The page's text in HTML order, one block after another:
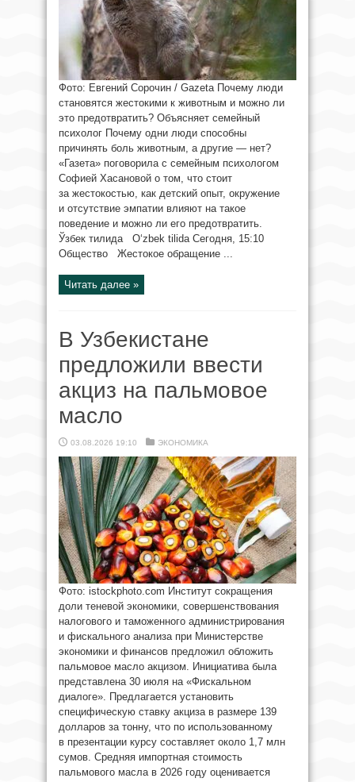
Фото: Евгений Сорочин / Gazeta Почему люди
становятся жестокими к животным и можно ли
это предотвратить? Объясняет семейный
психолог Почему одни люди способны
причинять боль животным, а другие — нет?
«Газета» поговорила с семейным психологом
Софией Хасановой о том, что стоит
за жестокостью, как детский опыт, окружение
и отсутствие эмпатии влияют на такое
поведение и можно ли его предотвратить.
Ўзбек тилида O‘zbek tilida Сегодня, 15:10
Общество Жестокое обращение ...
Читать далее »
В Узбекистане
предложили ввести
акциз на пальмовое
масло
03.08.2026 19:10 ЭКОНОМИКА
Фото: istockphoto.com Институт сокращения
доли теневой экономики, совершенствования
налогового и таможенного администрирования
и фискального анализа при Министерстве
экономики и финансов предложил обложить
пальмовое масло акцизом. Инициатива была
представлена 30 июля на «Фискальном
диалоге». Предлагается установить
специфическую ставку акциза в размере 139
долларов за тонну, что по использованному
в презентации курсу составляет около 1,7 млн
сумов. Средняя импортная стоимость
пальмового масла в 2026 году оценивается